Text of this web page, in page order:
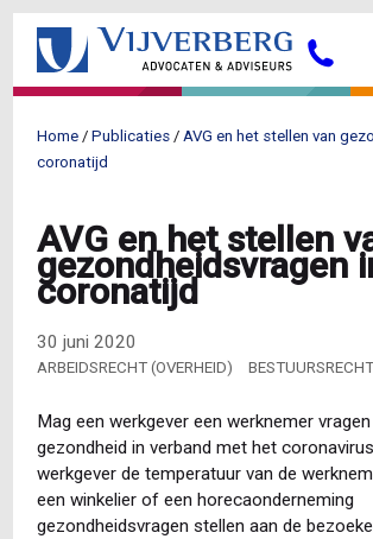
Overslaan
de
gaanKruimelpad
Home Publicaties
AVG en het stellen van
coronatijd
AVG en het stellen
gezondheidsvragen
coronatijd
30 juni 2020
ARBEIDSRECHT (OVERHEID) BESTUURSRECHT
Mag een werkgever een werknemer
gezondheid in verband met het
werkgever de temperatuur van de
een winkelier of een horecaonderneming
gezondheidsvragen stellen aan de